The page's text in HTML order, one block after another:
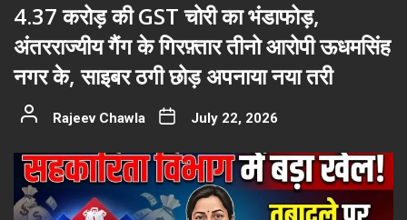
4.37 करोड़ की GST चोरी का भंडाफोड़,
अंतरराज्यीय गैंग के गिरफ़्तार तीनो आरोपी ऊधमसिंह
नगर के, साइबर ठगी छोड़ अपनाया नया तरी
Rajeev Chawla July 22, 2026